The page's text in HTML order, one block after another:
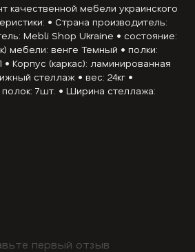
качественной мебели украинского
• Страна производитель:
Mebli Shop Ukraine • состояние:
мебели: венге Темный • полки:
Корпус (каркас): ламинированная
стеллаж • вес: 24кг •
7шт. • Ширина стеллажа:
первый отзыв